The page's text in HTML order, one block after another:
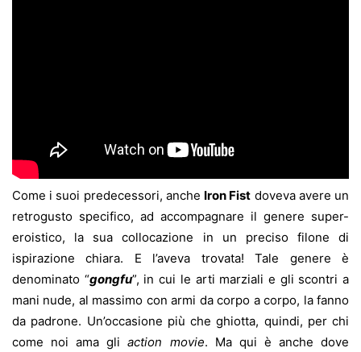
Come i suoi predecessori, anche Iron Fist doveva avere un
retrogusto specifico, ad accompagnare il genere super-
eroistico, la sua collocazione in un preciso filone di
ispirazione chiara. E l’aveva trovata! Tale genere è
denominato “gongfu”, in cui le arti marziali e gli scontri a
mani nude, al massimo con armi da corpo a corpo, la fanno
da padrone. Un’occasione più che ghiotta, quindi, per chi
come noi ama gliaction movie. Ma qui è anche dove